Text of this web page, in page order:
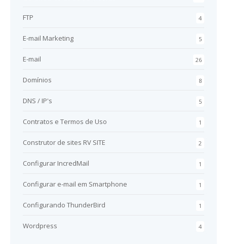
4
FTP
5
E-mail Marketing
26
E-mail
8
Domínios
5
DNS / IP's
1
Contratos e Termos de Uso
2
Construtor de sites RV SITE
1
Configurar IncredMail
1
Configurar e-mail em Smartphone
1
Configurando ThunderBird
4
Wordpress